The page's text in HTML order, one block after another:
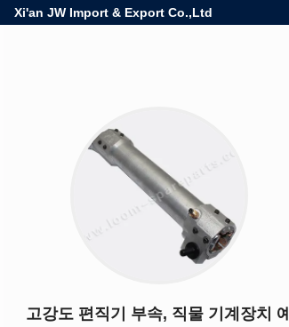
Xi'an JW Import & Export Co.,Ltd
고강도 편직기 부속, 직물 기계장치 예